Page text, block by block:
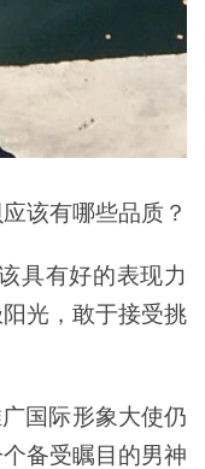
该有哪些品质？
具有好的表现力
光，敢于接受挑
国际形象大使仍
备受瞩目的男神